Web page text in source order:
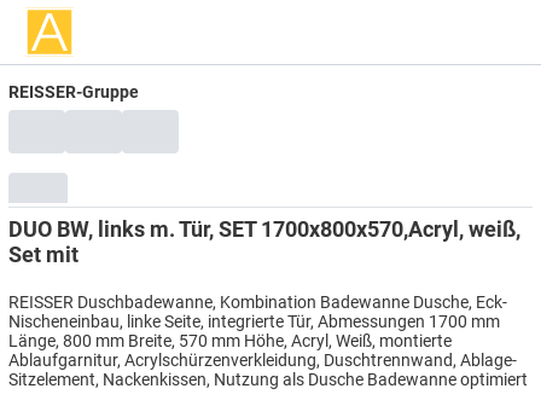
REISSER-Gruppe
DUO BW, links m. Tür, SET 1700x800x570,Acryl, weiß,
Set mit
REISSER Duschbadewanne, Kombination Badewanne Dusche, Eck-
Nischeneinbau, linke Seite, integrierte Tür, Abmessungen 1700 mm
Länge, 800 mm Breite, 570 mm Höhe, Acryl, Weiß, montierte
Ablaufgarnitur, Acrylschürzenverkleidung, Duschtrennwand, Ablage-
Sitzelement, Nackenkissen, Nutzung als Dusche Badewanne optimiert